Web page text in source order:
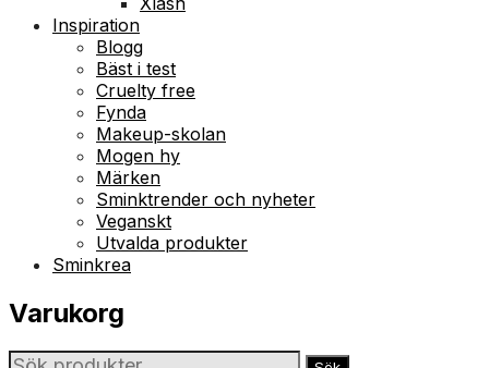
Inspiration
Blogg
Bäst i test
Cruelty free
Fynda
Makeup-skolan
Mogen hy
Märken
Sminktrender och nyheter
Veganskt
Utvalda produkter
Sminkrea
Varukorg
Sök